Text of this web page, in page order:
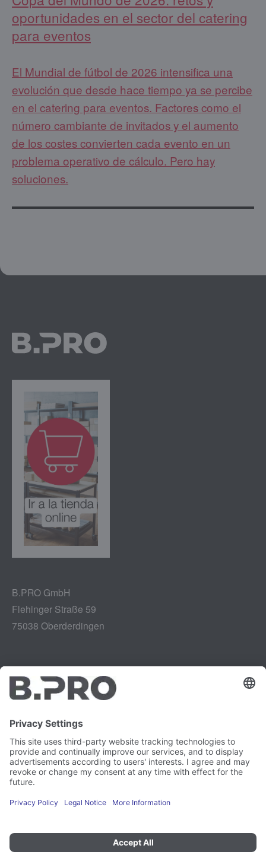
oportunidades en el sector del catering
para eventos
El Mundial de fútbol de 2026 intensifica una
evolución que desde hace tiempo ya se percibe
en el catering para eventos. Factores como el
número cambiante de invitados y el aumento
de los costes convierten cada evento en un
problema operativo de cálculo. Pero hay
soluciones.
B.PRO GmbH
Flehinger Straße 59
75038 Oberderdingen
Aviso legal
Protección de datos
Referencias legales
Informe de vulnerabilidad
Empleo
Prensa
Boletín de noticias
YouTube